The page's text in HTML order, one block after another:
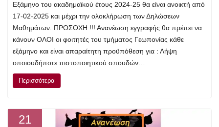
Εξάμηνο του ακαδημαϊκού έτους 2024-25 θα είναι ανοικτή από
17-02-2025 και μέχρι την ολοκλήρωση των Δηλώσεων
Μαθημάτων. ΠΡΟΣΟΧΗ !!! Ανανέωση εγγραφής θα πρέπει να
κάνουν ΟΛΟΙ οι φοιτητές του τμήματος Γεωπονίας κάθε
εξάμηνο και είναι απαραίτητη προϋπόθεση για : Λήψη
οποιουδήποτε πιστοποιητικού σπουδών…
Περισσότερα
21